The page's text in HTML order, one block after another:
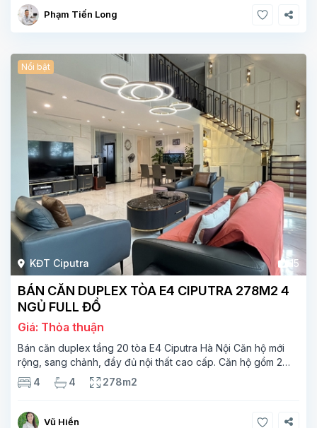
Phạm Tiến Long
KĐT Ciputra 15
Nổi bật
BÁN CĂN DUPLEX TÒA E4 CIPUTRA 278M2 4
NGỦ FULL ĐỒ
Giá: Thỏa thuận
Bán căn duplex tầng 20 tòa E4 Ciputra Hà Nội Căn hộ mới
rộng, sang chảnh, đầy đủ nội thất cao cấp. Căn hộ gồm 2
tầng. Tầng 1 rộng 142m2 bao gồm phòng khách, phòng ăn,
phòng bếp, 2 phòng ngủ,
4 4 278m2
Vũ Hiền